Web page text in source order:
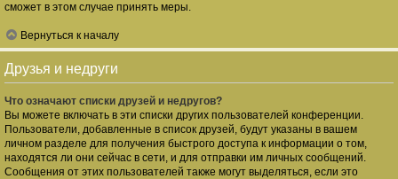
сможет в этом случае принять меры.
Вернуться к началу
Друзья и недруги
Что означают списки друзей и недругов?
Вы можете включать в эти списки других пользователей конференции.
Пользователи, добавленные в список друзей, будут указаны в вашем
личном разделе для получения быстрого доступа к информации о том,
находятся ли они сейчас в сети, и для отправки им личных сообщений.
Сообщения от этих пользователей также могут выделяться, если это